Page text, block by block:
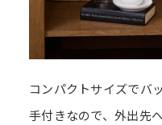
コンパクトサイズでバ
手付きなので、外出先